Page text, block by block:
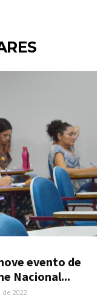
evento de
Nacional...
2022